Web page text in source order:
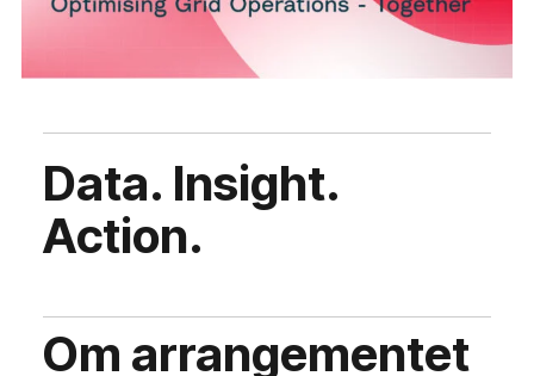
Data. Insight.
Action.
Om arrangementet